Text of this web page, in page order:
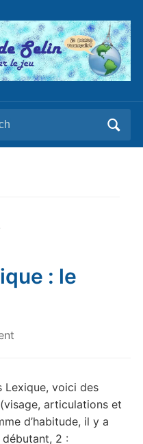
: le
Lexique, voici des
articulations et
d’habitude, il y a
2 :